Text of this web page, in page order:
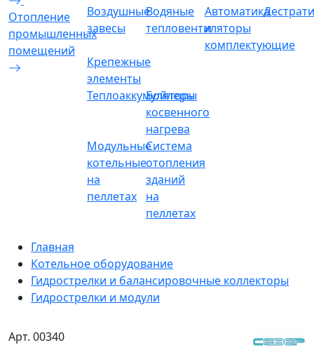
Отопление
промышленных
помещений
Воздушные
завесы
Водяные
тепловентиляторы
Автоматика
и
комплектующие
Крепежные
элементы
Теплоаккумуляторы
Бойлеры
косвенного
нагрева
Модульные
котельные
на
пеллетах
Система
отопления
зданий
на
пеллетах
Главная
Котельное оборудование
Гидрострелки и балансировочные коллекторы
Гидрострелки и модули
Арт. 00340